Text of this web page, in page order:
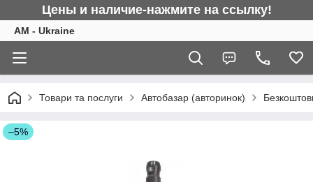
Цены и наличие-нажмите на ссылку!
AM - Ukraine
Товари та послуги Автобазар (авторинок)
–5%